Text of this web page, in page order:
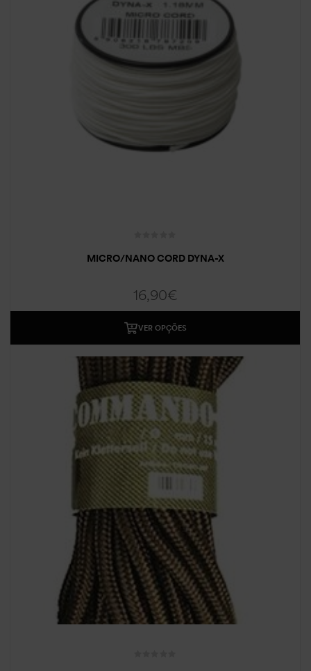
MICRO/NANO CORD DYNA-X
16,90€
VER OPÇÕES